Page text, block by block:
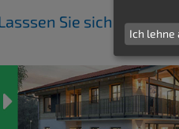
Sie sich
Ich lehne